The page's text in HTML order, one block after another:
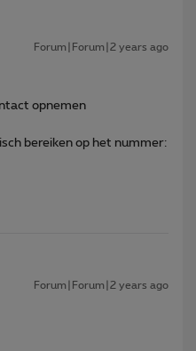
Forum|Forum|2 years ago
opnemen
bereiken op het nummer:
Forum|Forum|2 years ago